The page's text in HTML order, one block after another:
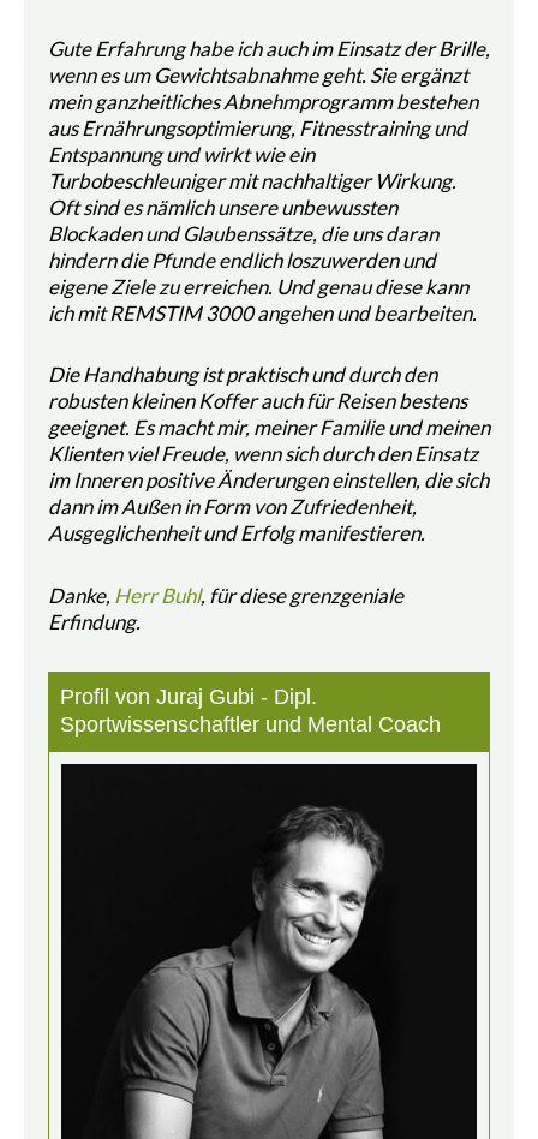
Gute Erfahrung habe ich auch im Einsatz der Brille,
wenn es um Gewichtsabnahme geht. Sie ergänzt
mein ganzheitliches Abnehmprogramm bestehen
aus Ernährungsoptimierung, Fitnesstraining und
Entspannung und wirkt wie ein
Turbobeschleuniger mit nachhaltiger Wirkung.
Oft sind es nämlich unsere unbewussten
Blockaden und Glaubenssätze, die uns daran
hindern die Pfunde endlich loszuwerden und
eigene Ziele zu erreichen. Und genau diese kann
ich mit REMSTIM 3000 angehen und bearbeiten.
Die Handhabung ist praktisch und durch den
robusten kleinen Koffer auch für Reisen bestens
geeignet. Es macht mir, meiner Familie und meinen
Klienten viel Freude, wenn sich durch den Einsatz
im Inneren positive Änderungen einstellen, die sich
dann im Außen in Form von Zufriedenheit,
Ausgeglichenheit und Erfolg manifestieren.
Danke, Herr Buhl, für diese grenzgeniale
Erfindung.
Profil von Juraj Gubi - Dipl.
Sportwissenschaftler und Mental Coach